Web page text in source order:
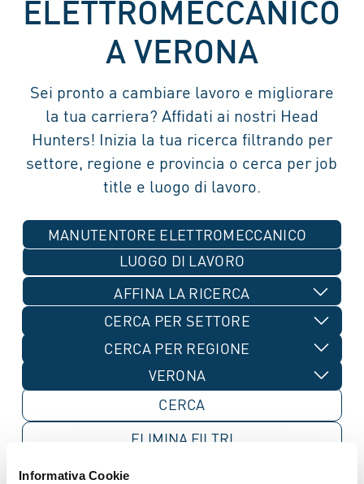
Informativa Cookie
ELETTROMECCANICO
A VERONA
Sei pronto a cambiare lavoro e migliorare
la tua carriera? Affidati ai nostri Head
Hunters! Inizia la tua ricerca filtrando per
settore, regione e provincia o cerca per job
title e luogo di lavoro.
MANUTENTORE ELETTROMECCANICO
AFFINA LA RICERCA
CERCA PER SETTORE
CERCA PER REGIONE
VERONA
ELIMINA FILTRI